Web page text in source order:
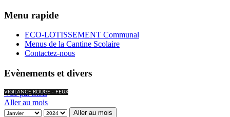
Menu rapide
ECO-LOTISSEMENT Communal
Menus de la Cantine Scolaire
Contactez-nous
Evènements et divers
VIGILANCE ROUGE - FEUX
Vue par mois
Aller au mois
Aller au mois